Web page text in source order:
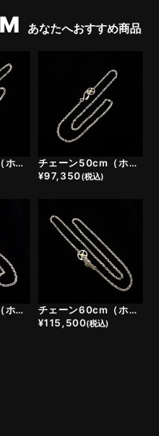
あなたへおすすめ商品
チェーン60cm（ホイール小＋イーグルヘッドフック）
チェーン50cm（ホイール小＋イーグルヘッドフック）
¥97,350(税込)
チェーン50cm（ホイール小＋ヤングイーグルフック）
チェーン60cm（ホイール小＋ヤングイーグルフック）
¥115,500(税込)